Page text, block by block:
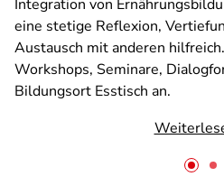
Integration von
eine stetige Reflexion,
Austausch mit anderen
Workshops, Seminare,
Bildungsort Esstisch an.